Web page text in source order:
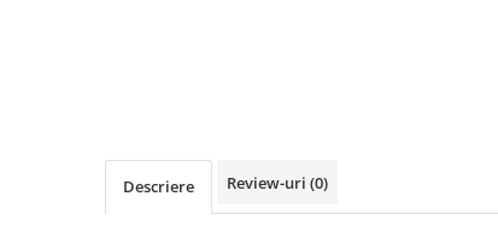
Descriere Review-uri (0)